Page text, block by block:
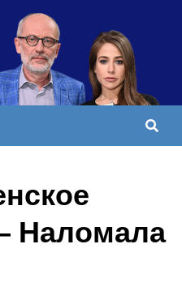
Наломала